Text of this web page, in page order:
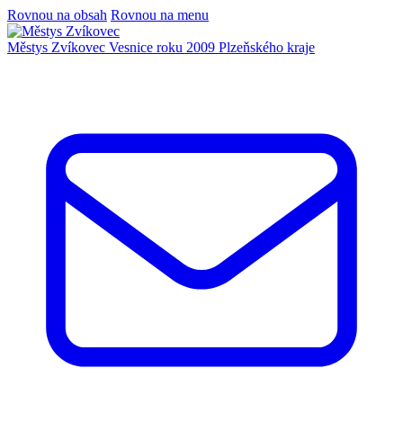
Rovnou na obsah Rovnou na menu
Městys Zvíkovec Vesnice roku 2009 Plzeňského kraje